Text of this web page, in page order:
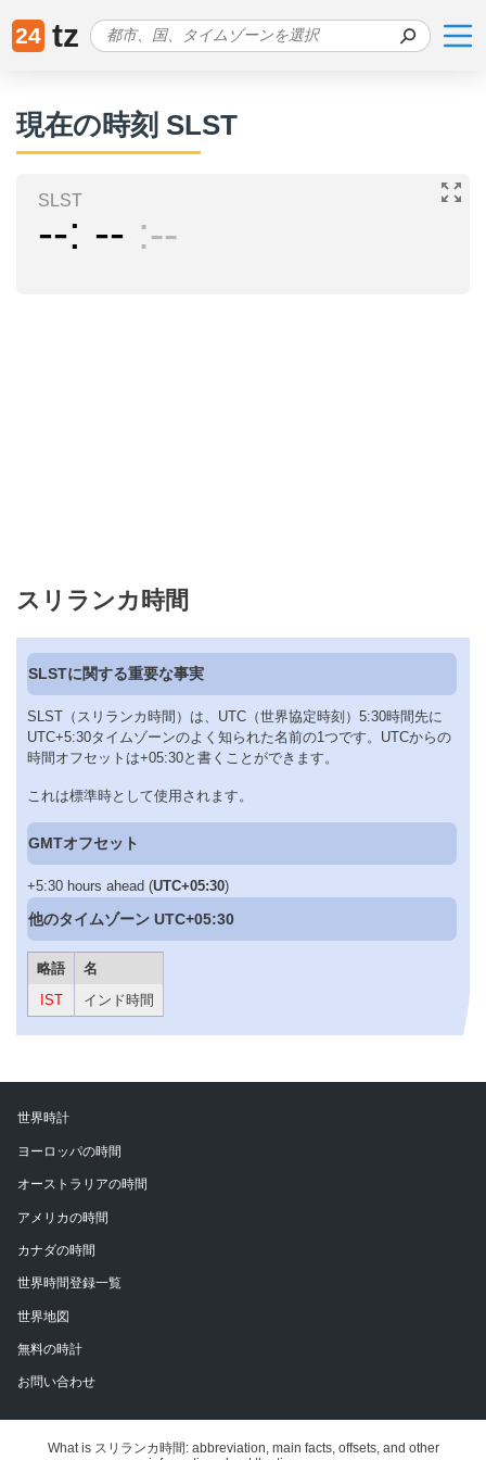
24 tz
現在の時刻 SLST
SLST
-- -- --
スリランカ時間
SLSTに関する重要な事実
SLST（スリランカ時間）は、UTC（世界協定時刻）5:30時間先に
UTC+5:30タイムゾーンのよく知られた名前の1つです。UTCからの
時間オフセットは+05:30と書くことができます。
これは標準時として使用されます。
GMTオフセット
+5:30 hours ahead (UTC+05:30)
他のタイムゾーン UTC+05:30
略語
名
IST
インド時間
世界時計
ヨーロッパの時間
オーストラリアの時間
アメリカの時間
カナダの時間
世界時間登録一覧
世界地図
無料の時計
お問い合わせ
What is スリランカ時間: abbreviation, main facts, offsets, and other